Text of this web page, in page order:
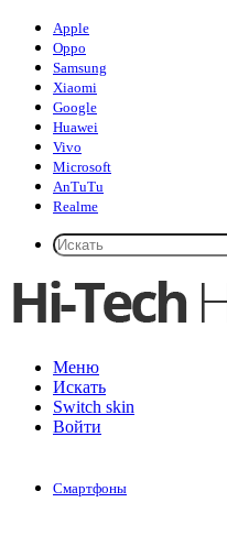
Apple
Oppo
Samsung
Xiaomi
Google
Huawei
Vivo
Microsoft
AnTuTu
Realme
Меню
Искать
Switch skin
Войти
Смартфоны